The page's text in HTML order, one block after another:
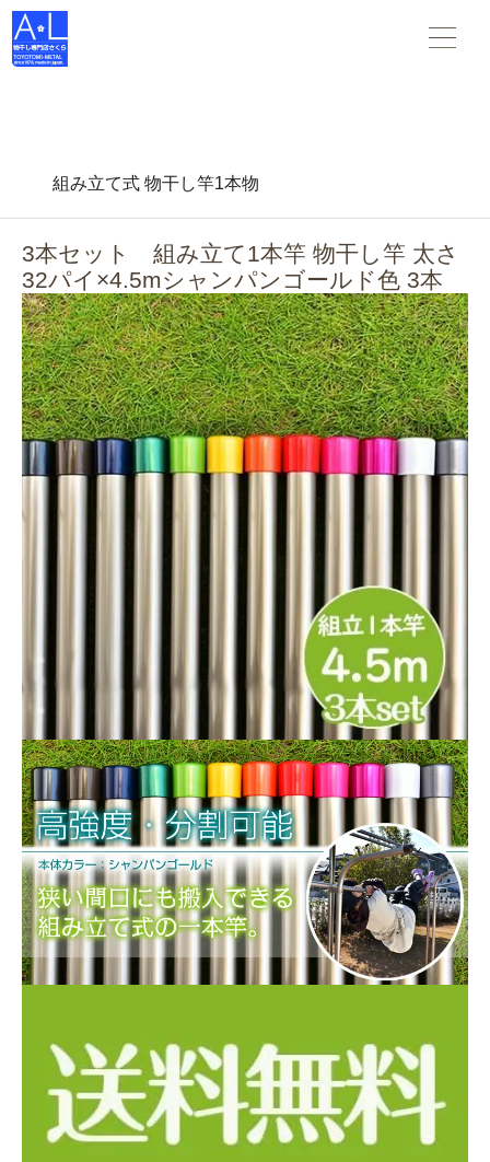
物干し竿 物干し台 布団干し がすべて揃う 物干し専門店さくら
。スタンダードな物干し・布団干しからデザインされた物干
し-- 創業45年の老舗物干しメーカーです。
組み立て式 物干し竿1本物
3本セット 組み立て1本竿 物干し竿 太さ
32パイ×4.5mシャンパンゴールド色 3本